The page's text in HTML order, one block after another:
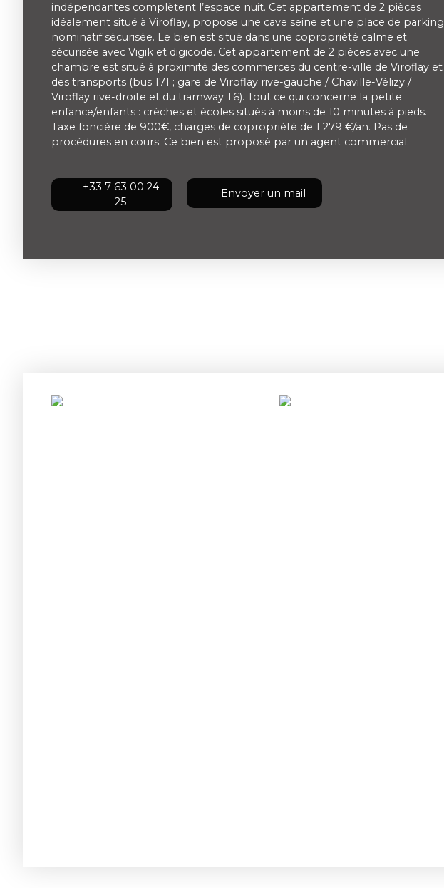
indépendantes complètent l’espace nuit. Cet appartement de 2 pièces
idéalement situé à Viroflay, propose une cave seine et une place de parking
nominatif sécurisée. Le bien est situé dans une copropriété calme et
sécurisée avec Vigik et digicode. Cet appartement de 2 pièces avec une
chambre est situé à proximité des commerces du centre-ville de Viroflay et
des transports (bus 171 ; gare de Viroflay rive-gauche / Chaville-Vélizy /
Viroflay rive-droite et du tramway T6). Tout ce qui concerne la petite
enfance/enfants : crèches et écoles situés à moins de 10 minutes à pieds.
Taxe foncière de 900€, charges de copropriété de 1 279 €/an. Pas de
procédures en cours. Ce bien est proposé par un agent commercial.
+33 7 63 00 24
25
Envoyer un mail